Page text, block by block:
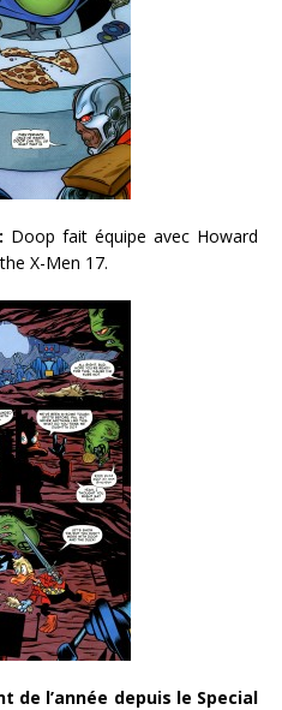
Doop fait équipe avec Howard
X-Men 17.
de l’année depuis le Special